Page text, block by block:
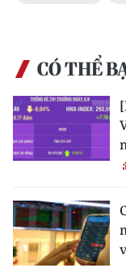
Bắc Trung Bộ
Duyên hải Nam
Nguyên
Đồng bằng
Chuyên trang
CÓ THỂ